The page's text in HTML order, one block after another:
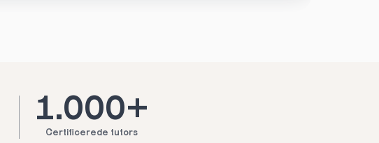
1.000+
Certificerede tutors